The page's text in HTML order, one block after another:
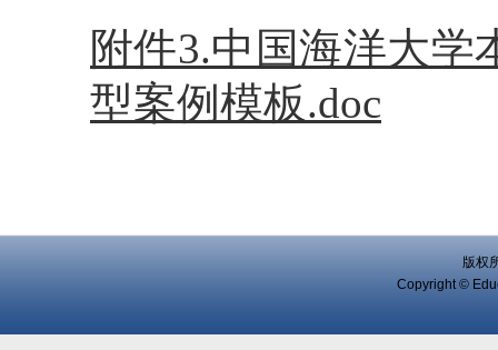
附件3.中国海洋大学
型案例模板.doc
版权
Copyright ©